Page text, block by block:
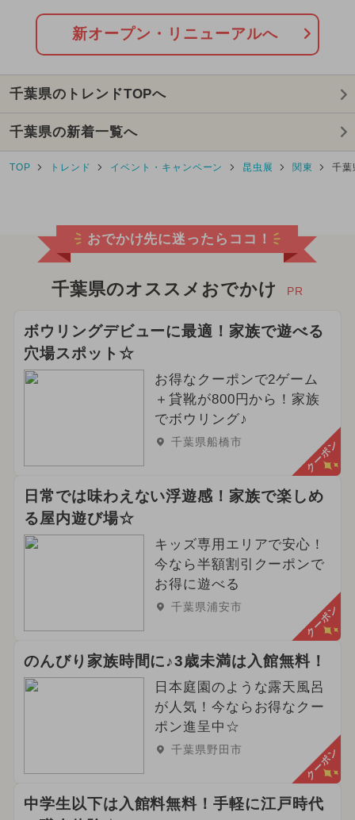
2026年7月のイベント
2025年8月のイベント
2025年9月のイベント
2026年3月のイベント クリスマス
2026年5月のイベント
2024年4月のイベント
2024年9月のイベント
2024年12月のイベント
2024年3月のイベント
2024年11月のイベント
2025年4月のイベント
2024年8月のイベント
2025年1月のイベント
2026年4月のイベント
2024年10月のイベント
2025年2月のイベント
春休み イルミネーション
新オープン・リニューアルへ
千葉県のトレンドTOPへ
千葉県の新着一覧へ
TOP トレンド イベント・キャンペーン 昆虫展 関東 千葉
おでかけ先に迷ったらココ！
千葉県のオススメおでかけ PR
ボウリングデビューに最適！家族で遊べる
穴場スポット☆
お得なクーポンで2ゲーム
＋貸靴が800円から！家族
でボウリング♪
千葉県船橋市 クーポン
日常では味わえない浮遊感！家族で楽しめ
る屋内遊び場☆
キッズ専用エリアで安心！
今なら半額割引クーポンで
お得に遊べる
千葉県浦安市 クーポン
のんびり家族時間に♪3歳未満は入館無料！
日本庭園のような露天風呂
が人気！今ならお得なクー
ポン進呈中☆
千葉県野田市 クーポン
中学生以下は入館料無料！手軽に江戸時代